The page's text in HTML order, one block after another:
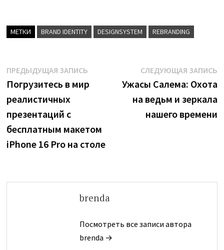
МЕТКИ BRAND IDENTITY DESIGNSYSTEM REBRANDING
Навигация
по
записям
ПРЕДЫДУЩАЯ ЗАПИСЬ
запись:
Погрузитесь в мир
реалистичных
презентаций с
бесплатным макетом
iPhone 16 Pro на столе
СЛЕДУЮЩАЯ ЗАПИСЬ
Ужасы Салема: Охота
на ведьм и зеркала
нашего времени
brenda
Посмотреть все записи автора
brenda →